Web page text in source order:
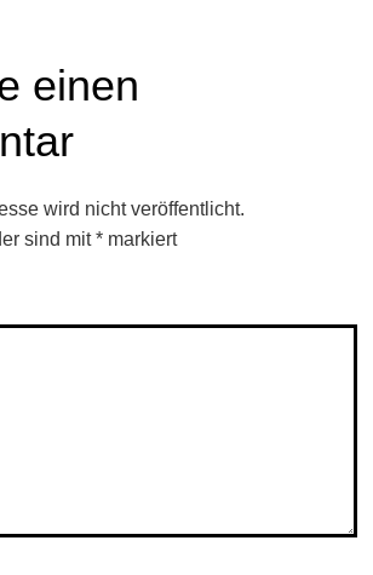
einen
wird nicht veröffentlicht.
sind mit* markiert